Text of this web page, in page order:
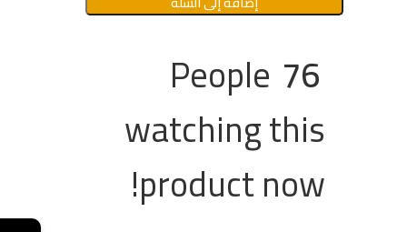
76
People
watching this
product now!